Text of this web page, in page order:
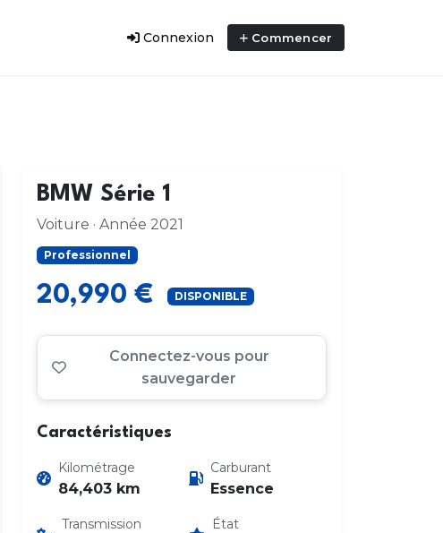
Connexion Commencer
BMW Série 1
Voiture · Année 2021
Professionnel
20,990 € DISPONIBLE
Connectez-vous pour
sauvegarder
Caractéristiques
Kilométrage
84,403 km
Carburant
Essence
Transmission État